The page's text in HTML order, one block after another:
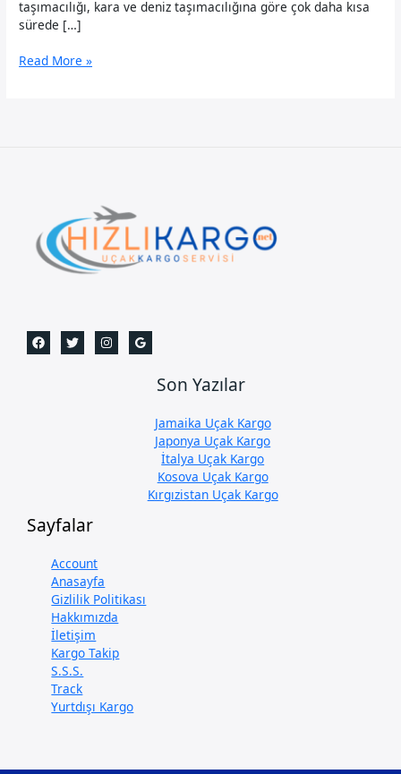
taşımacılığı, kara ve deniz taşımacılığına göre çok daha kısa
sürede […]
Nijer
Read More »
Son Yazılar
Jamaika Uçak Kargo
Japonya Uçak Kargo
İtalya Uçak Kargo
Kosova Uçak Kargo
Kırgızistan Uçak Kargo
Sayfalar
Account
Anasayfa
Gizlilik Politikası
Hakkımızda
İletişim
Kargo Takip
S.S.S.
Track
Yurtdışı Kargo